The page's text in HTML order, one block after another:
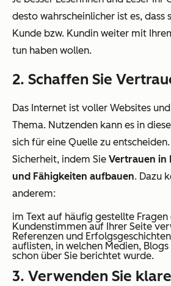
desto wahrscheinlicher ist es, dass
Kunde bzw. Kundin weiter mit
tun haben wollen.
2. Schaffen Sie
Das Internet ist voller Websites
Thema. Nutzenden kann es in
sich für eine Quelle zu
Sicherheit, indem Sie Vertrauen in
und Fähigkeiten aufbauen. Dazu
anderem:
im Text auf häufig gestellte Fragen
Kundenstimmen auf Ihrer Seite
Referenzen und
auflisten, in welchen Medien,
schon über Sie berichtet wurde.
3. Verwenden Sie klare